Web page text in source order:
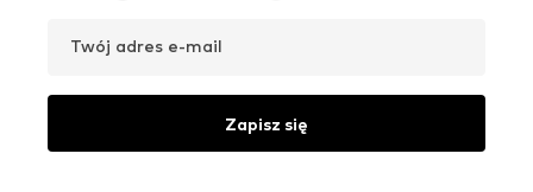
Twój adres e-mail
Zapisz się